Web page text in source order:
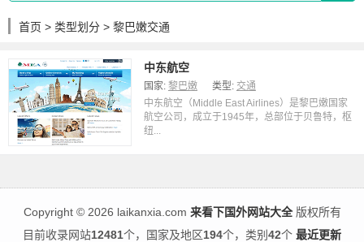
首页 > 类型划分 > 黎巴嫩交通
中东航空
国家: 黎巴嫩 类型: 交通
中东航空（Middle East Airlines）是黎巴嫩国家
航空公司，成立于1945年，总部位于贝鲁特，枢
纽...
Copyright ©2026 laikanxia.com 来看下国外网站大全版权所有
目前收录网站12481个，国家及地区194个，类别 42个 最近更新